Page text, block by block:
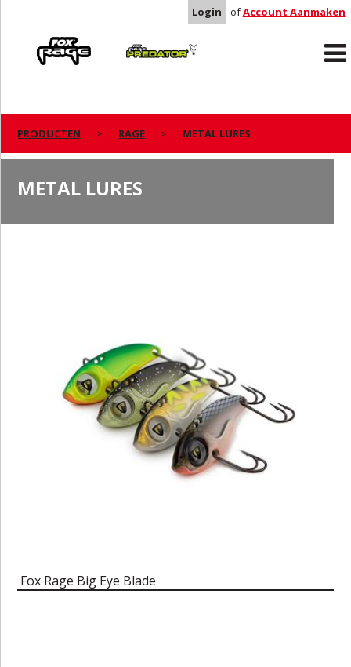
Login ofAccount Aanmaken
Predator
PRODUCTEN RAGE METAL LURES
METAL LURES
Fox Rage Big Eye Blade